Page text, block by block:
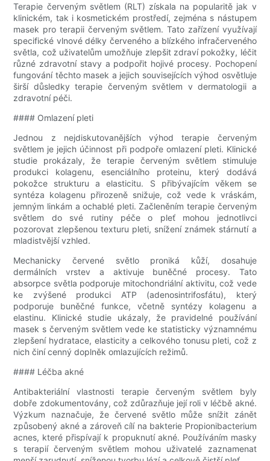
Terapie červeným světlem (RLT) získala na popularitě jak v
klinickém, tak i kosmetickém prostředí, zejména s nástupem
masek pro terapii červeným světlem. Tato zařízení využívají
specifické vlnové délky červeného a blízkého infračerveného
světla, což uživatelům umožňuje zlepšit zdraví pokožky, léčit
různé zdravotní stavy a podpořit hojivé procesy. Pochopení
fungování těchto masek a jejich souvisejících výhod osvětluje
širší důsledky terapie červeným světlem v dermatologii a
zdravotní péči.
#### Omlazení pleti
Jednou z nejdiskutovanějších výhod terapie červeným
světlem je jejich účinnost při podpoře omlazení pleti. Klinické
studie prokázaly, že terapie červeným světlem stimuluje
produkci kolagenu, esenciálního proteinu, který dodává
pokožce strukturu a elasticitu. S přibývajícím věkem se
syntéza kolagenu přirozeně snižuje, což vede k vráskám,
jemným linkám a ochablé pleti. Začleněním terapie červeným
světlem do své rutiny péče o pleť mohou jednotlivci
pozorovat zlepšenou texturu pleti, snížení známek stárnutí a
mladistvější vzhled.
Mechanicky červené světlo proniká kůží, dosahuje
dermálních vrstev a aktivuje buněčné procesy. Tato
absorpce světla podporuje mitochondriální aktivitu, což vede
ke zvýšené produkci ATP (adenosintrifosfátu), který
podporuje buněčné funkce, včetně syntézy kolagenu a
elastinu. Klinické studie ukázaly, že pravidelné používání
masek s červeným světlem vede ke statisticky významnému
zlepšení hydratace, elasticity a celkového tonusu pleti, což z
nich činí cenný doplněk omlazujících režimů.
#### Léčba akné
Antibakteriální vlastnosti terapie červeným světlem byly
dobře zdokumentovány, což zdůrazňuje její roli v léčbě akné.
Výzkum naznačuje, že červené světlo může snížit zánět
způsobený akné a zároveň cílí na bakterie Propionibacterium
acnes, které přispívají k propuknutí akné. Používáním masky
s terapií červeným světlem mohou uživatelé zaznamenat